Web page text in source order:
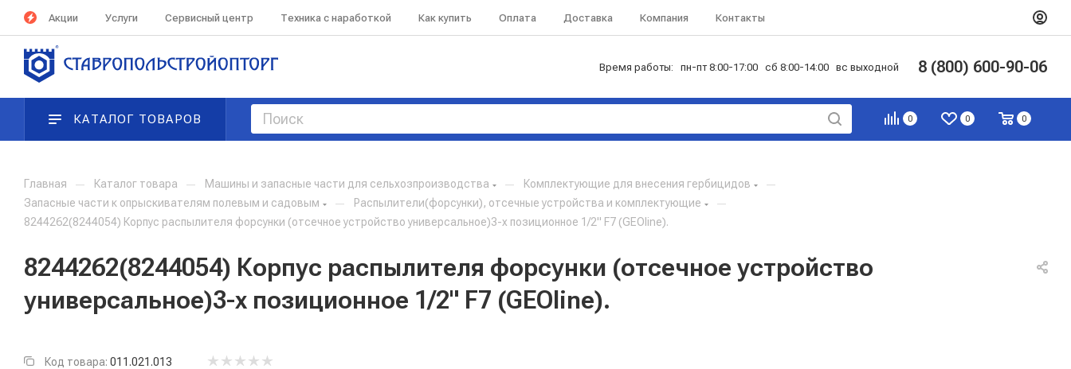
Акции Услуги Сервисный центр Техника с наработкой Как купить Оплата Доставка Компания Контакты
Время работы: пн-пт 8:00-17:00 сб 8:00-14:00 вс выходной 8 (800) 600-90-06
0 0 0
КАТАЛОГ ТОВАРОВ
Главная — Каталог товара — Машины и запасные части для сельхозпроизводства — Комплектующие для внесения гербицидов —
Запасные части к опрыскивателям полевым и садовым — Распылители(форсунки), отсечные устройства и комплектующие —
8244262(8244054) Корпус распылителя форсунки (отсечное устройство универсальное)3-х позиционное 1/2" F7 (GEOline).
8244262(8244054) Корпус распылителя форсунки (отсечное устройство
универсальное)3-х позиционное 1/2" F7 (GEOline).
Код товара: 011.021.013